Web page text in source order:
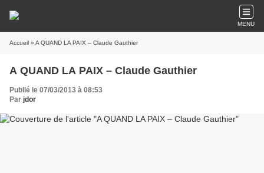
MENU
Accueil » A QUAND LA PAIX – Claude Gauthier
A QUAND LA PAIX – Claude Gauthier
Publié le 07/03/2013 à 08:53
Par jdor